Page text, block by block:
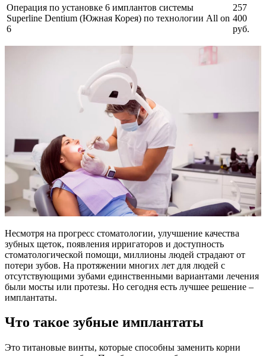
Операция по установке 6 имплантов системы
Superline Dentium (Южная Корея) по технологии All on
6
257
400
руб.
Несмотря на прогресс стоматологии, улучшение качества
зубных щеток, появления ирригаторов и доступность
стоматологической помощи, миллионы людей страдают от
потери зубов. На протяжении многих лет для людей с
отсутствующими зубами единственными вариантами лечения
были мосты или протезы. Но сегодня есть лучшее решение –
имплантаты.
Что такое зубные имплантаты
Это титановые винты, которые способны заменить корни